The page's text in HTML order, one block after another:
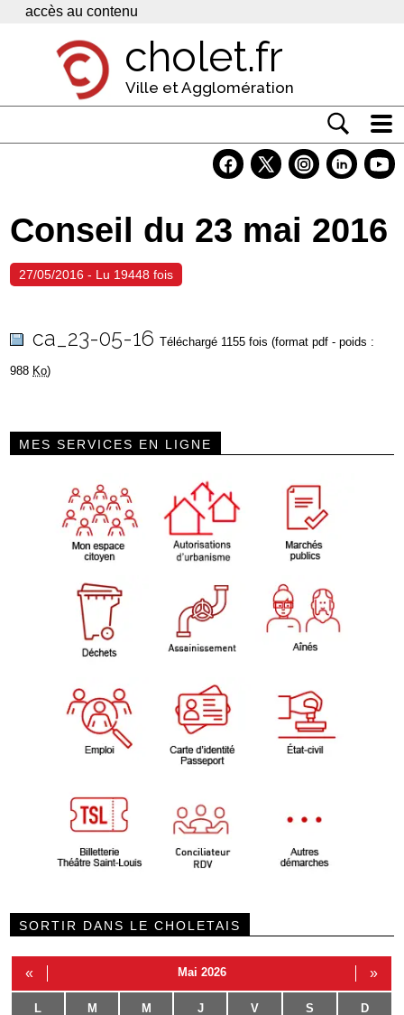
Panneau de gestion des cookies
accès au contenu
cholet.fr
Ville et Agglomération
Economie
Services
Conseil du 23 mai 2016
27/05/2016 - Lu 19448 fois
ca_23-05-16 Téléchargé 1155 fois (format pdf - poids :
988 Ko)
MES SERVICES EN LIGNE
SORTIR DANS LE CHOLETAIS
« Mai 2026 »
L M M J V S D